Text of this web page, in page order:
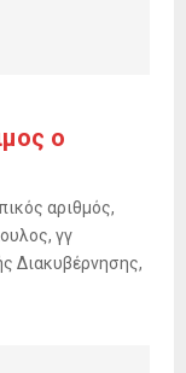
ο
αριθμός,
γγ
Διακυβέρνησης,